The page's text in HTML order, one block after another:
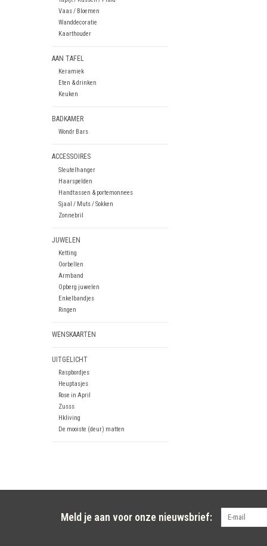
Vaas / Bloemen
Wanddecoratie
Kaarthouder
AAN TAFEL
Keramiek
Eten & drinken
Keuken
BADKAMER
Wondr Bars
ACCESSOIRES
Sleutelhanger
Haarspelden
Handtassen & portemonnees
Sjaal / Muts / Sokken
Zonnebril
JUWELEN
Ketting
Oorbellen
Armband
Opberg juwelen
Enkelbandjes
Ringen
WENSKAARTEN
UITGELICHT
Raspbordjes
Heuptasjes
Rose in April
Zusss
Hkliving
De mooiste (deur) matten
Meld je aan voor onze nieuwsbrief: